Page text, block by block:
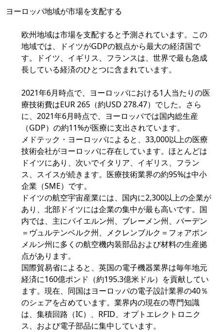
ヨーロッパ地域が市場を支配する
欧州地域は市場を支配すると予測されています。この
地域では、ドイツがGDPの観点から最大の経済国で
す。ドイツ、イギリス、フランスは、世界で最も急成
長している経済のひとつに含まれています。
2021年6月時点で、ヨーロッパにおける1人当たりの医
療技術費はEUR 265（約USD 278.47）でした。さら
に、2021年6月時点で、ヨーロッパでは国内総生産
（GDP）の約11%が医療に支出されています。
メドテック・ヨーロッパによると、33,000以上の医療
技術会社がヨーロッパに存在しています。ほとんどは
ドイツにあり、次いでイタリア、イギリス、フラン
ス、スイスが続きます。医療技術業界の約95%は中小
企業（SME）です。
ドイツの航空宇宙産業には、国内に2,300以上の企業が
あり、北部ドイツには企業の集中が最も高いです。国
内では、主にバイエルン州、ブレーメン州、バーデン
＝ヴュルテンベルク州、メクレンブルク＝フォアポン
メルン州に多くの航空機内装部品および材料の生産拠
点があります。
国際貿易省によると、英国の電子機器業界は毎年地元
経済に160億ポンド（約195.3億米ドル）を貢献してい
ます。現在、同国はヨーロッパの電子設計業界の40％
のシェアを占めています。業界内の現在の専門知識
は、集積回路（IC）、RFID、オプトエレクトロニク
ス、および電子部品に集中しています。